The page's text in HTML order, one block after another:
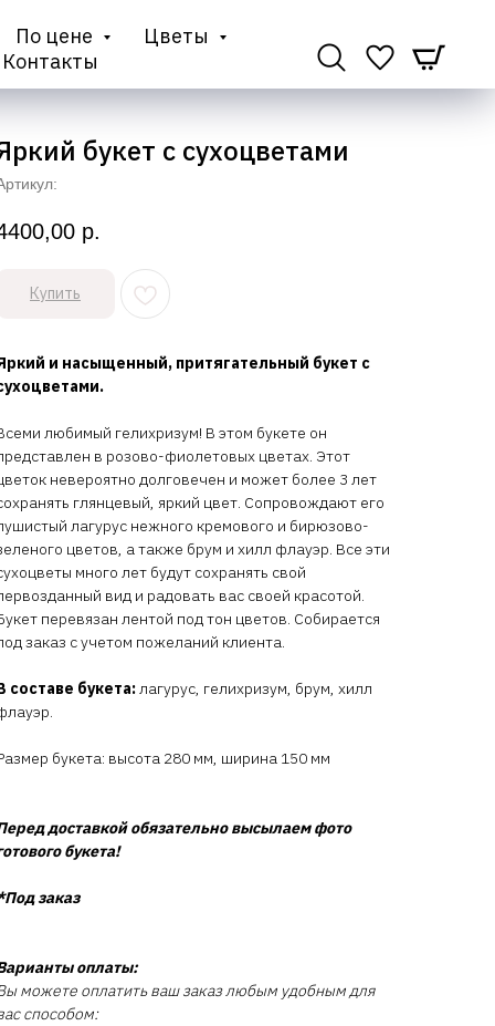
По цене
Цветы
Контакты
букет с сухоцветами
р.
Купить
и насыщенный, притягательный букет с
любимый гелихризум! В этом букете он
в розово-фиолетовых цветах. Этот
невероятно долговечен и может более 3 лет
глянцевый, яркий цвет. Сопровождают его
лагурус нежного кремового и бирюзово-
цветов, а также брум и хилл флауэр. Все эти
много лет будут сохранять свой
вид и радовать вас своей красотой.
перевязан лентой под тон цветов. Собирается
заказ с учетом пожеланий клиента.
составе букета:лагурус, гелихризум, брум, хилл
букета: высота 280 мм, ширина 150 мм
доставкой обязательно высылаем фото
букета!
заказ
оплаты:
можете оплатить ваш заказ любым удобным для
способом: